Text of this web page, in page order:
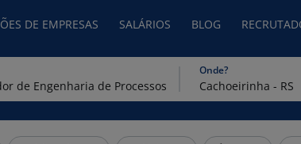
DE EMPRESAS SALÁRIOS BLOG
Onde?